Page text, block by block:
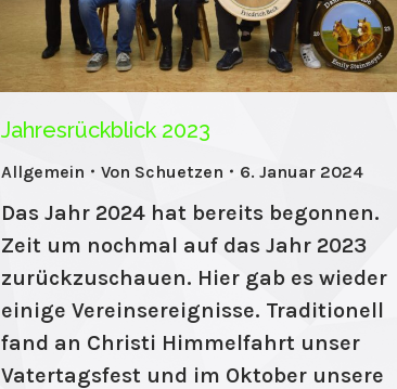
Jahresrückblick 2023
Allgemein Von Schuetzen 6. Januar 2024
Das Jahr 2024 hat bereits begonnen.
Zeit um nochmal auf das Jahr 2023
zurückzuschauen. Hier gab es wieder
einige Vereinsereignisse. Traditionell
fand an Christi Himmelfahrt unser
Vatertagsfest und im Oktober unsere